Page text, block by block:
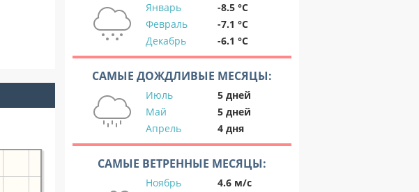
Январь
-8.5 °C
Февраль
-7.1 °C
Декабрь
-6.1 °C
САМЫЕ ДОЖДЛИВЫЕ МЕСЯЦЫ:
Июль
5 дней
Май
5 дней
Апрель
4 дня
САМЫЕ ВЕТРЕННЫЕ МЕСЯЦЫ:
Ноябрь
4.6 м/с